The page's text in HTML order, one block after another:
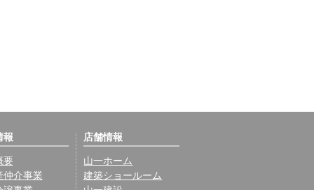
報
要
仲介事業
店舗情報
山一ホーム
建築ショールーム